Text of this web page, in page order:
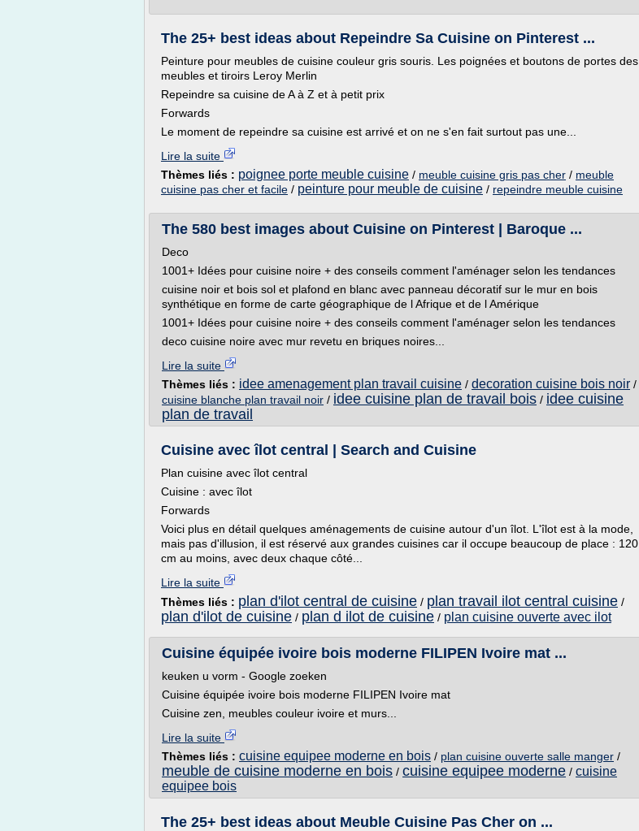
The 25+ best ideas about Repeindre Sa Cuisine on Pinterest ...
Peinture pour meubles de cuisine couleur gris souris. Les poignées et boutons de portes des
meubles et tiroirs Leroy Merlin
Repeindre sa cuisine de A à Z et à petit prix
Forwards
Le moment de repeindre sa cuisine est arrivé et on ne s'en fait surtout pas une...
Lire la suite
Thèmes liés : poignee porte meuble cuisine / meuble cuisine gris pas cher / meuble
cuisine pas cher et facile / peinture pour meuble de cuisine / repeindre meuble cuisine
The 580 best images about Cuisine on Pinterest | Baroque ...
Deco
1001+ Idées pour cuisine noire + des conseils comment l'aménager selon les tendances
cuisine noir et bois sol et plafond en blanc avec panneau décoratif sur le mur en bois
synthétique en forme de carte géographique de l Afrique et de l Amérique
1001+ Idées pour cuisine noire + des conseils comment l'aménager selon les tendances
deco cuisine noire avec mur revetu en briques noires...
Lire la suite
Thèmes liés : idee amenagement plan travail cuisine / decoration cuisine bois noir /
cuisine blanche plan travail noir / idee cuisine plan de travail bois / idee cuisine
plan de travail
Cuisine avec îlot central | Search and Cuisine
Plan cuisine avec îlot central
Cuisine : avec îlot
Forwards
Voici plus en détail quelques aménagements de cuisine autour d'un îlot. L'îlot est à la mode,
mais pas d'illusion, il est réservé aux grandes cuisines car il occupe beaucoup de place : 120
cm au moins, avec deux chaque côté...
Lire la suite
Thèmes liés : plan d'ilot central de cuisine / plan travail ilot central cuisine /
plan d'ilot de cuisine / plan d ilot de cuisine / plan cuisine ouverte avec ilot
Cuisine équipée ivoire bois moderne FILIPEN Ivoire mat ...
keuken u vorm - Google zoeken
Cuisine équipée ivoire bois moderne FILIPEN Ivoire mat
Cuisine zen, meubles couleur ivoire et murs...
Lire la suite
Thèmes liés : cuisine equipee moderne en bois / plan cuisine ouverte salle manger /
meuble de cuisine moderne en bois / cuisine equipee moderne / cuisine
equipee bois
The 25+ best ideas about Meuble Cuisine Pas Cher on ...